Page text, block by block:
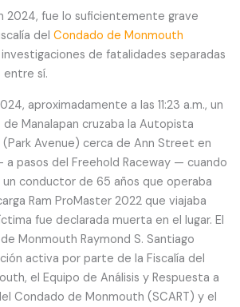
2024, fue lo suficientemente grave
del Condado de Monmouth
de fatalidades separadas
entre sí.
aproximadamente a las 11:23 a.m., un
Manalapan cruzaba la Autopista
Avenue) cerca de Ann Street en
a pasos del Freehold Raceway — cuando
conductor de 65 años que operaba
Ram ProMaster 2022 que viajaba
fue declarada muerta en el lugar. El
Monmouth Raymond S. Santiago
activa por parte de la Fiscalía del
el Equipo de Análisis y Respuesta a
Condado de Monmouth (SCART) y el